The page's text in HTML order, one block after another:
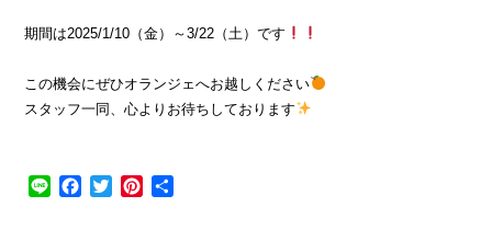
期間は2025/1/10（金）～3/22（土）です
この機会にぜひオランジェへお越しください
スタッフ一同、心よりお待ちしております
Line Facebook
TwitterPinterest